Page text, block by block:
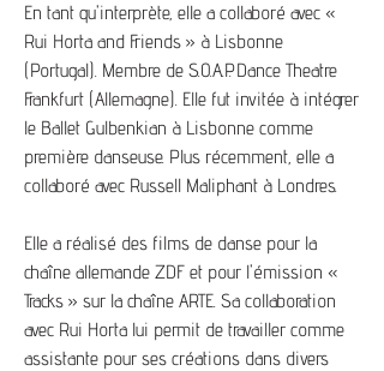
En tant qu'interprète, elle a collaboré avec «
Rui Horta and Friends » à Lisbonne
(Portugal). Membre de S.O.A.P. Dance Theatre
Frankfurt (Allemagne). Elle fut invitée à intégrer
le Ballet Gulbenkian à Lisbonne comme
première danseuse. Plus récemment, elle a
collaboré avec Russell Maliphant à Londres.
Elle a réalisé des films de danse pour la
chaîne allemande ZDF et pour l'émission «
Tracks » sur la chaîne ARTE. Sa collaboration
avec Rui Horta lui permit de travailler comme
assistante pour ses créations dans divers